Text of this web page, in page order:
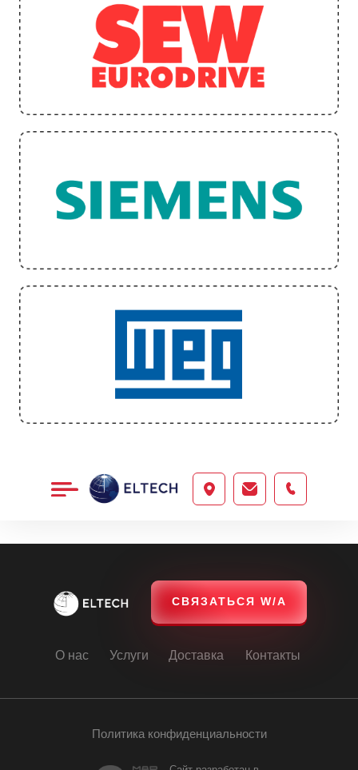
"ЭЛТЕХ"
Политика конфиденциальности
О нас Услуги Доставка Контакты
СВЯЗАТЬСЯ W/A